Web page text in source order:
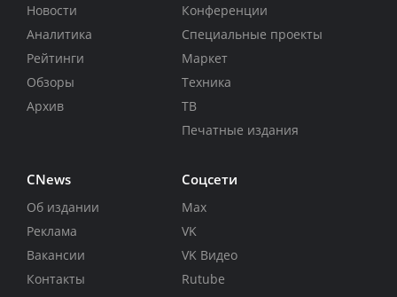
Новости
Аналитика
Рейтинги
Обзоры
Архив
Конференции
Специальные проекты
Маркет
Техника
ТВ
Печатные издания
CNews
Об издании
Реклама
Вакансии
Контакты
Соцсети
Max
VK
VK Видео
Rutube